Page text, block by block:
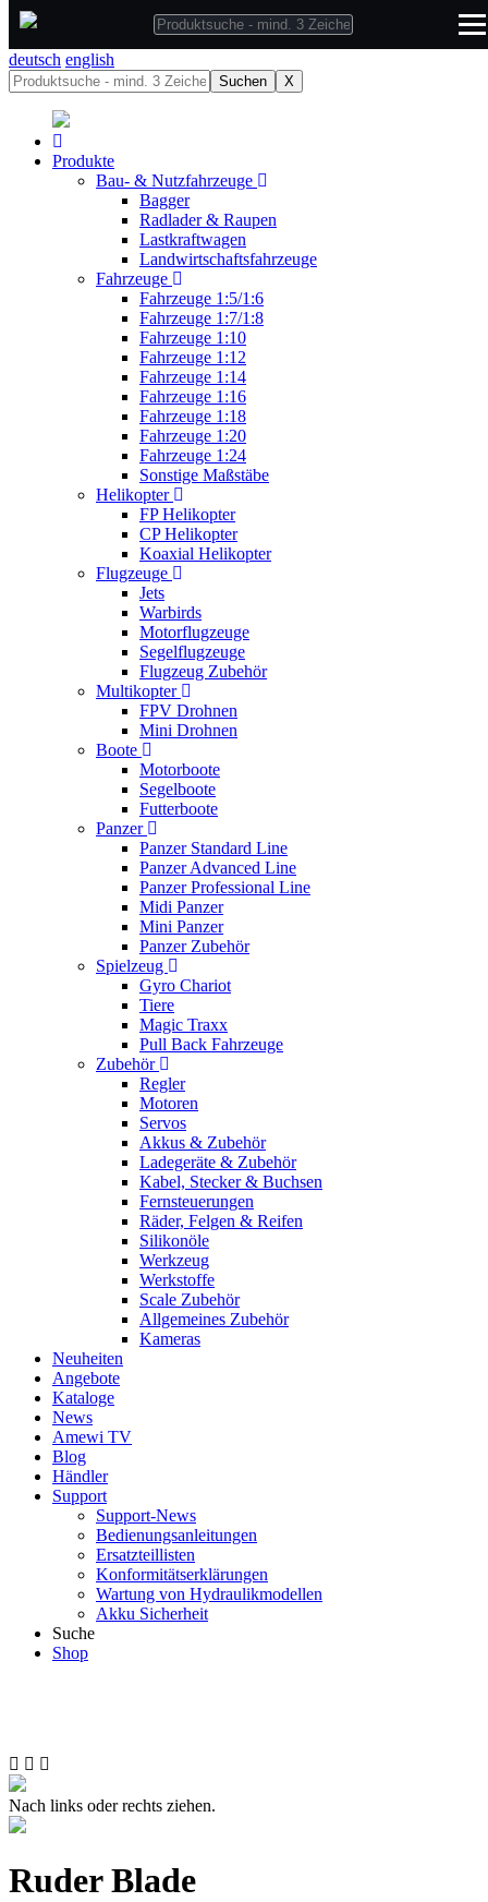
deutsch english
Suchen X
Produkte
Bau- & Nutzfahrzeuge
Bagger
Radlader & Raupen
Lastkraftwagen
Landwirtschaftsfahrzeuge
Fahrzeuge
Fahrzeuge 1:5/1:6
Fahrzeuge 1:7/1:8
Fahrzeuge 1:10
Fahrzeuge 1:12
Fahrzeuge 1:14
Fahrzeuge 1:16
Fahrzeuge 1:18
Fahrzeuge 1:20
Fahrzeuge 1:24
Sonstige Maßstäbe
Helikopter
FP Helikopter
CP Helikopter
Koaxial Helikopter
Flugzeuge
Jets
Warbirds
Motorflugzeuge
Segelflugzeuge
Flugzeug Zubehör
Multikopter
FPV Drohnen
Mini Drohnen
Boote
Motorboote
Segelboote
Futterboote
Panzer
Panzer Standard Line
Panzer Advanced Line
Panzer Professional Line
Midi Panzer
Mini Panzer
Panzer Zubehör
Spielzeug
Gyro Chariot
Tiere
Magic Traxx
Pull Back Fahrzeuge
Zubehör
Regler
Motoren
Servos
Akkus & Zubehör
Ladegeräte & Zubehör
Kabel, Stecker & Buchsen
Fernsteuerungen
Räder, Felgen & Reifen
Silikonöle
Werkzeug
Werkstoffe
Scale Zubehör
Allgemeines Zubehör
Kameras
Neuheiten
Angebote
Kataloge
News
Amewi TV
Blog
Händler
Support
Support-News
Bedienungsanleitungen
Ersatzteillisten
Konformitätserklärungen
Wartung von Hydraulikmodellen
Akku Sicherheit
Suche
Shop
Nach links oder rechts ziehen.
Ruder Blade